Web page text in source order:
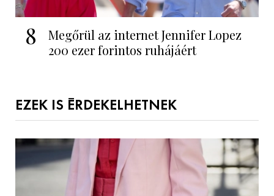
8
Megőrül az internet Jennifer Lopez
200 ezer forintos ruhájáért
EZEK IS ÉRDEKELHETNEK